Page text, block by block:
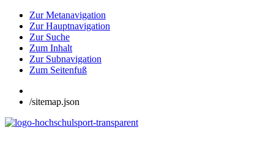
Zur Metanavigation
Zur Hauptnavigation
Zur Suche
Zum Inhalt
Zur Subnavigation
Zum Seitenfuß
/sitemap.json